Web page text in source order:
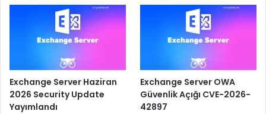
Exchange Server Haziran
2026 Security Update
Yayımlandı
Exchange Server OWA
Güvenlik Açığı CVE-2026-
42897